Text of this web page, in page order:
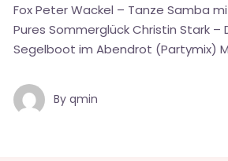
Fox Peter Wackel – Tanze Samba
Pures Sommerglück Christin Stark
Segelboot im Abendrot (Partymix)
By qmin